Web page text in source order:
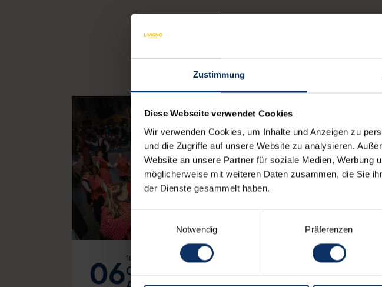
Zustimmung
Diese Webseite verwendet Cookies
Wir verwenden Cookies, um Inhalte und Anzeigen zu
und die Zugriffe auf unsere Website zu analysieren.
Website an unsere Partner für soziale Medien, Werbung
möglicherweise mit weiteren Daten zusammen, die Sie
der Dienste gesammelt haben.
Einwilligungsauswahl
Notwendig
Präferenzen
0610:00
GRUPPO FOLK - 6
1020:30
Notte
Ein